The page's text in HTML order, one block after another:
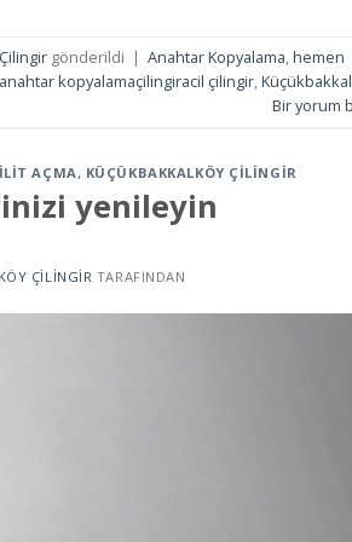
gönderildi | Anahtar Kopyalama,hemen
kopyalamaçilingiracil çilingir,
Bir yorum
AÇMA, KÜÇÜKBAKKALKÖY ÇILINGIR
yenileyin
ÇILINGIR TARAFINDAN